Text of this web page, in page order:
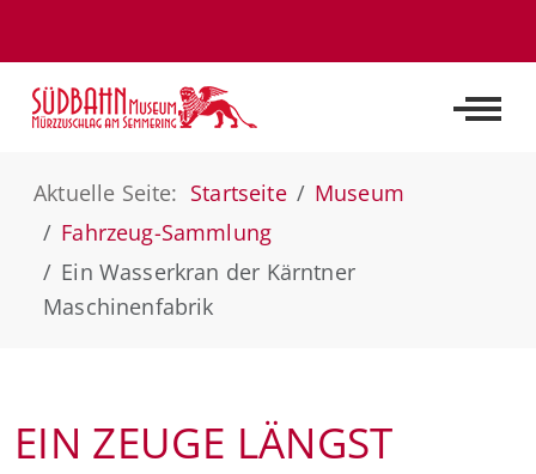
Off-
Aktuelle Seite: Startseite
Museum
Fahrzeug-Sammlung
Ein Wasserkran der Kärntner
Maschinenfabrik
EIN ZEUGE LÄNGST